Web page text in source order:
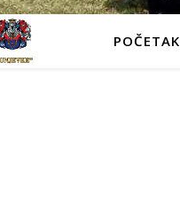
POČETAK